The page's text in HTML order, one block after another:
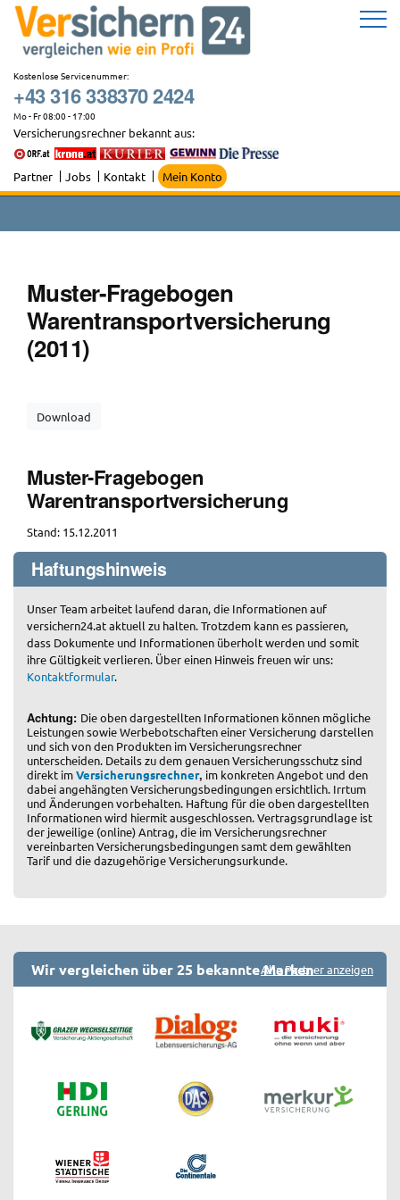
Zum
Inhalt
springen
Kostenlose Servicenummer:
+43 316 338370 2424
Mo - Fr 08:00 - 17:00
Versicherungsrechner bekannt aus:
Partner Jobs Kontakt Mein Konto
Muster-Fragebogen
Warentransportversicherung
(2011)
Download
Muster-Fragebogen
Warentransportversicherung
Stand: 15.12.2011
Haftungshinweis
Unser Team arbeitet laufend daran, die Informationen auf
versichern24.at aktuell zu halten. Trotzdem kann es passieren,
dass Dokumente und Informationen überholt werden und somit
ihre Gültigkeit verlieren. Über einen Hinweis freuen wir uns:
Kontaktformular.
Achtung: Die oben dargestellten Informationen können mögliche
Leistungen sowie Werbebotschaften einer Versicherung darstellen
und sich von den Produkten im Versicherungsrechner
unterscheiden. Details zu dem genauen Versicherungsschutz sind
direkt imVersicherungsrechner, im konkreten Angebot und den
dabei angehängten Versicherungsbedingungen ersichtlich. Irrtum
und Änderungen vorbehalten. Haftung für die oben dargestellten
Informationen wird hiermit ausgeschlossen. Vertragsgrundlage ist
der jeweilige (online) Antrag, die im Versicherungsrechner
vereinbarten Versicherungsbedingungen samt dem gewählten
Tarif und die dazugehörige Versicherungsurkunde.
Wir vergleichen über 25 bekannte MarkenAlle Partner anzeigen